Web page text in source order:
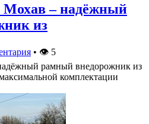
– надёжный
из
• 👁 5
рамный внедорожник из
комплектации